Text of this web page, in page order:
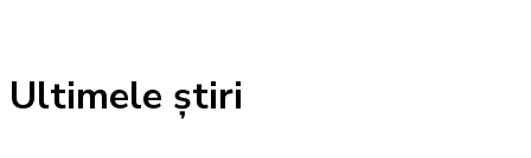
Ultimele știri